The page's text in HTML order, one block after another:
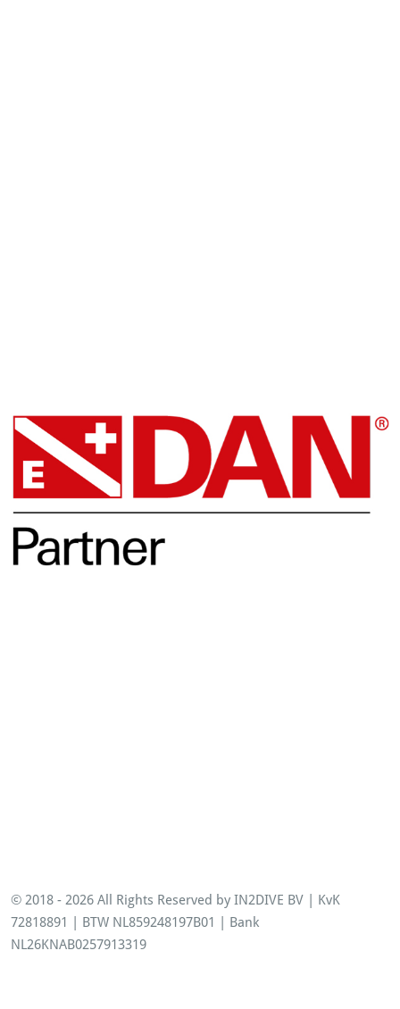
© 2018 - 2026 All Rights Reserved by IN2DIVE BV | KvK
72818891 | BTW NL859248197B01 | Bank
NL26KNAB0257913319